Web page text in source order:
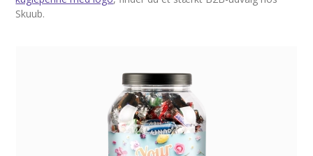
Skuub.